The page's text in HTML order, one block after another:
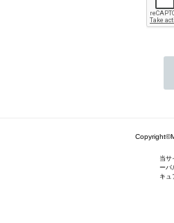
当サ
ーバ
キュ